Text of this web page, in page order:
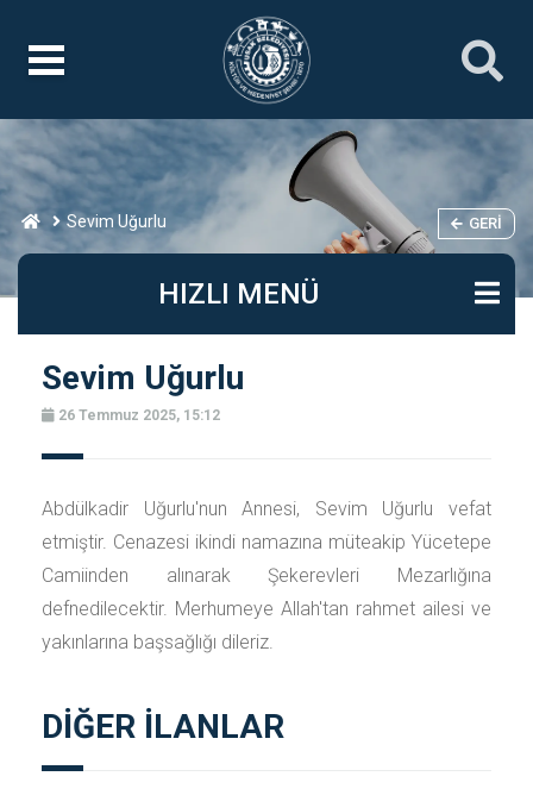
Sevim Uğurlu GERI
HIZLI MENÜ
Sevim Uğurlu
26 Temmuz 2025, 15:12
Abdülkadir Uğurlu'nun Annesi, Sevim Uğurlu vefat
etmiştir. Cenazesi ikindi namazına müteakip Yücetepe
Camiinden alınarak Şekerevleri Mezarlığına
defnedilecektir. Merhumeye Allah'tan rahmet ailesi ve
yakınlarına başsağlığı dileriz.
DİĞER İLANLAR